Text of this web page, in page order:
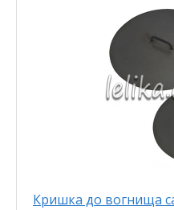
Кришка до вогнища